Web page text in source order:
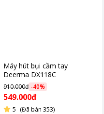
Máy hút bụi cầm tay
Deerma DX118C
910.000đ -40%
549.000đ
5 (Đã bán 353)